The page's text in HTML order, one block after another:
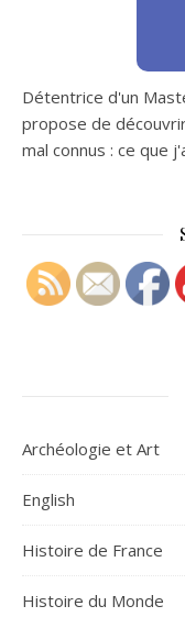
Détentrice d'un
propose de
mal connus : ce que
Archéologie et Art
English
Histoire de France
Histoire du Monde